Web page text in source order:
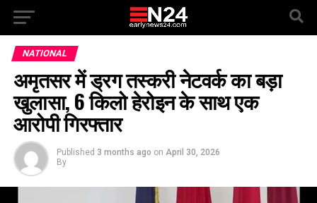
NATIONAL
अमृतसर में ड्रग तस्करी नेटवर्क का बड़ा
खुलासा, 6 किलो हेरोइन के साथ एक
आरोपी गिरफ्तार
Published 3 months ago on April 30, 2026
By